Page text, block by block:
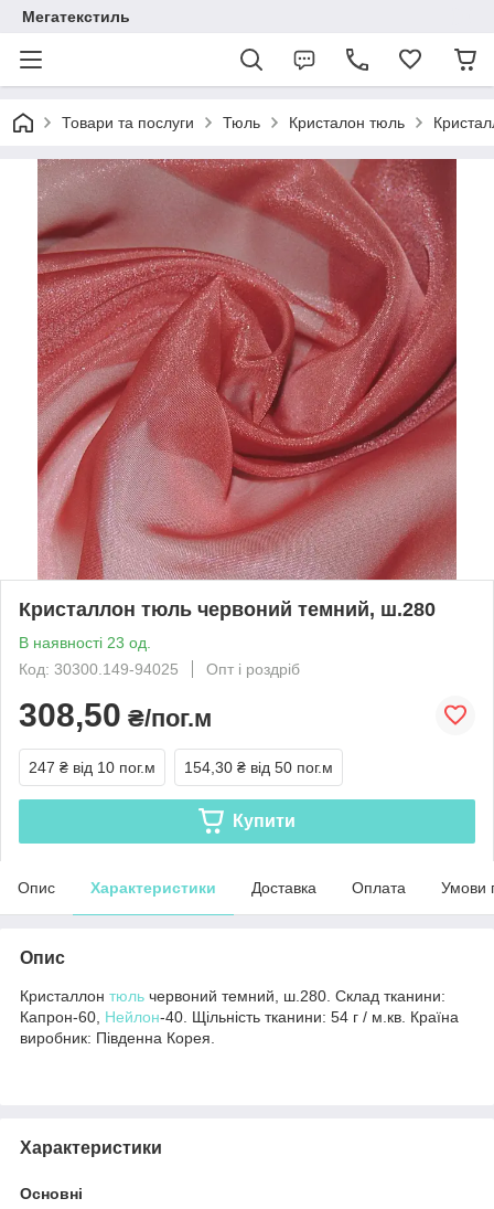
Мегатекстиль
Товари та послуги Тюль Кристалон тюль
Кристаллон тюль червоний темний, ш.280
В наявності 23 од.
Код: 30300.149-94025
Опт і роздріб
308,50 ₴/пог.м
247 ₴ від 10 пог.м 154,30 ₴ від 50 пог.м
Купити
Опис Характеристики Доставка Оплата Умови
Опис
Кристаллон тюль червоний темний, ш.280. Склад тканини:
Капрон-60, Нейлон-40. Щільність тканини: 54 г / м.кв. Країна
виробник: Південна Корея.
Характеристики
Основні